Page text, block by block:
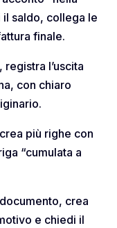
il saldo, collega le
finale.
l’uscita
con chiaro
più righe con
“cumulata a
crea
e chiedi il